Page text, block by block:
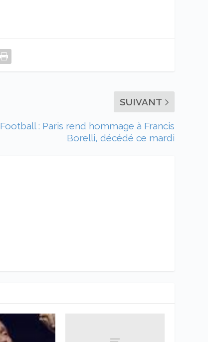
SUIVANT
Football : Paris rend hommage à Francis
Borelli, décédé ce mardi